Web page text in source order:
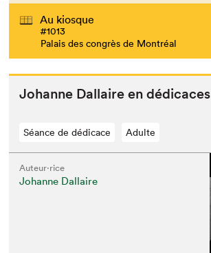
Au kiosque
#1013
Palais des congrès de Montréal
Johanne Dal­laire en dédicaces
Séance de dédicace Adulte
Auteur·rice
Johanne Dallaire